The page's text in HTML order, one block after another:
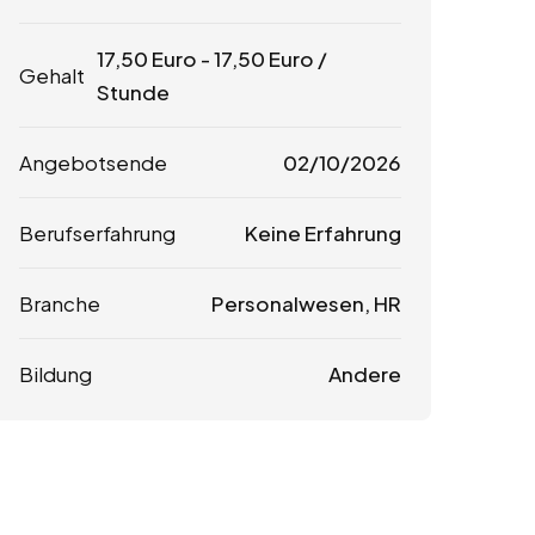
Gehalt
17,50 Euro -17,50 Euro /
Stunde
Angebotsende 02/10/2026
Berufserfahrung Keine Erfahrung
Branche Personalwesen, HR
Bildung Andere